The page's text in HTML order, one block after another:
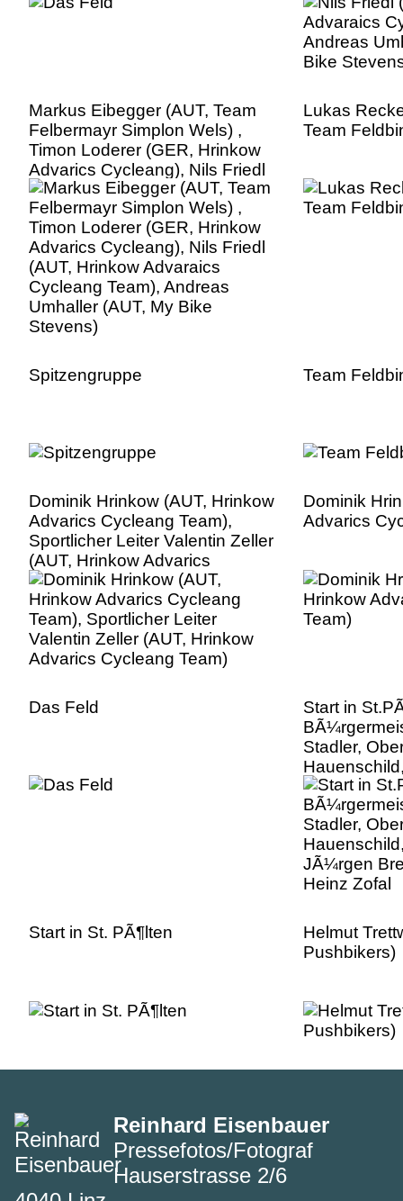
Markus Eibegger (AUT, Team
Felbermayr Simplon Wels) ,
Timon Loderer (GER, Hrinkow
Advarics Cycleang), Nils Friedl
(AUT, Hrinkow Advaraics
Cycleang Team), Andreas
Umhaller (AUT, My Bike
Stevens)
Lukas
Team
Spitzengruppe Team
Dominik Hrinkow (AUT, Hrinkow
Advarics Cycleang Team),
Sportlicher Leiter Valentin Zeller
(AUT, Hrinkow Advarics
Cycleang Team)
Dominik
Advarics
Das Feld
Start in
Stadler,
JÃ¼rgen
Heinz Zofal
Start in St. PÃ¶lten
Helmut
Pushbikers)
Reinhard Eisenbauer
Pressefotos/Fotograf
Hauserstrasse 2/6